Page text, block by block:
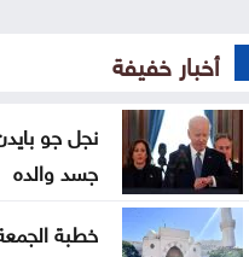
حقوق الإنسان في العصر
القبض على شخص حاول
فيديو لفرقة من طلبة
، بنينا جيل ورا جيل
أخبار خفيفة
نجل جو
جسد والده
خطبة